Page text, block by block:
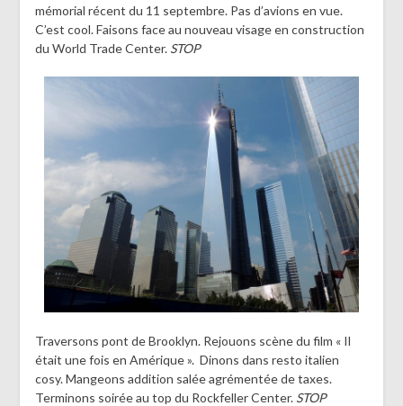
mémorial récent du 11 septembre. Pas d’avions en vue.
C’est cool. Faisons face au nouveau visage en construction
du World Trade Center. STOP
Traversons pont de Brooklyn. Rejouons scène du film « Il
était une fois en Amérique ». Dinons dans resto italien
cosy. Mangeons addition salée agrémentée de taxes.
Terminons soirée au top du Rockfeller Center. STOP